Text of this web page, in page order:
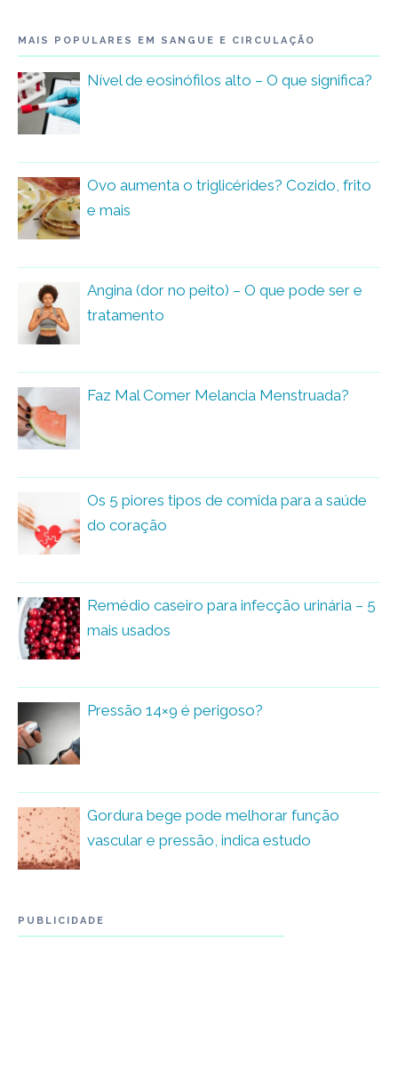
MAIS POPULARES EM SANGUE E CIRCULAÇÃO
Nível de eosinófilos alto – O que significa?
Ovo aumenta o triglicérides? Cozido, frito
e mais
Angina (dor no peito) – O que pode ser e
tratamento
Faz Mal Comer Melancia Menstruada?
Os 5 piores tipos de comida para a saúde
do coração
Remédio caseiro para infecção urinária – 5
mais usados
Pressão 14×9 é perigoso?
Gordura bege pode melhorar função
vascular e pressão, indica estudo
PUBLICIDADE